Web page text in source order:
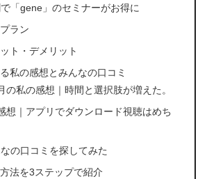
「gene」のセミナーがお得に
ラン
ト・デメリット
私の感想とみんなの口コミ
の私の感想｜時間と選択肢が増えた。
想｜アプリでダウンロード視聴はめち
の口コミを探してみた
法を3ステップで紹介